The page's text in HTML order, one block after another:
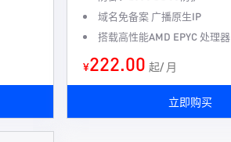
域名免备案 广播原生IP
搭载高性能AMD EPYC 处理器
¥222.00 起/ 月
立即购买